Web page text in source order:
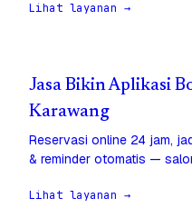
Lihat layanan →
Jasa Bikin Aplikasi
Karawang
Reservasi online 24 jam,
& reminder otomatis —
Lihat layanan →